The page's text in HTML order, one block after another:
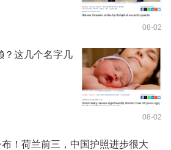
08-02
？这几个名字几
08-02
！荷兰前三，中国护照进步很大